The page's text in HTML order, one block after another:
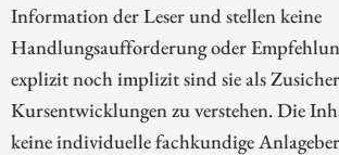
Information der Leser und stellen keine
Handlungsaufforderung oder
explizit noch implizit sind sie als
Kursentwicklungen zu verstehen. Die
keine individuelle fachkundige